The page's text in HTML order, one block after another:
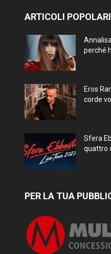
ARTICOLI POPOLARI
perché
Eros
corde
Sfera
quattro
PER LA TUA